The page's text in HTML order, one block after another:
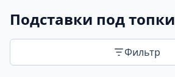
Подставки под топки
Фильтр